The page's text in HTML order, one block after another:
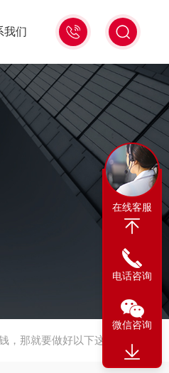
13311665350
我们
，那就要做好以下这三点
在线客服
电话咨询
微信咨询